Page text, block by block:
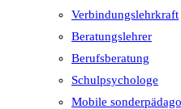
Verbindungslehrkraft
Beratungslehrer
Berufsberatung
Schulpsychologe
Mobile